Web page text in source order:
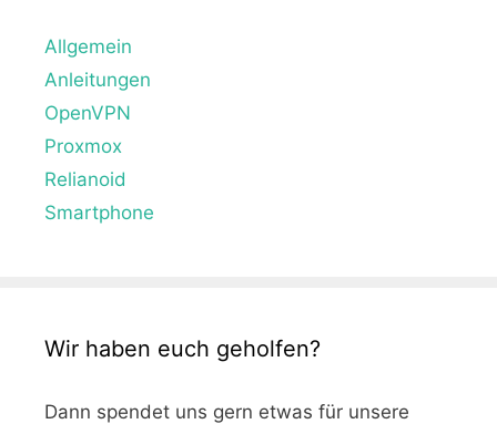
Allgemein
Anleitungen
OpenVPN
Proxmox
Relianoid
Smartphone
Wir haben euch geholfen?
Dann spendet uns gern etwas für unsere